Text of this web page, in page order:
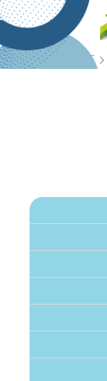
查詢專區